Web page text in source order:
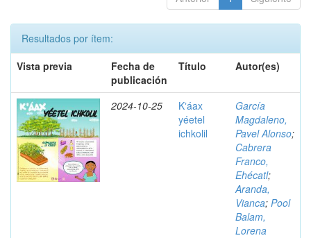
Resultados por ítem:
Vista previa
Fecha de
publicación
Título Autor(es)
2024-10-25
Kʼáax
yéetel
ichkolil
García
Magdaleno,
Pavel Alonso;
Cabrera
Franco,
Ehécatl;
Aranda,
Vianca; Pool
Balam,
Lorena